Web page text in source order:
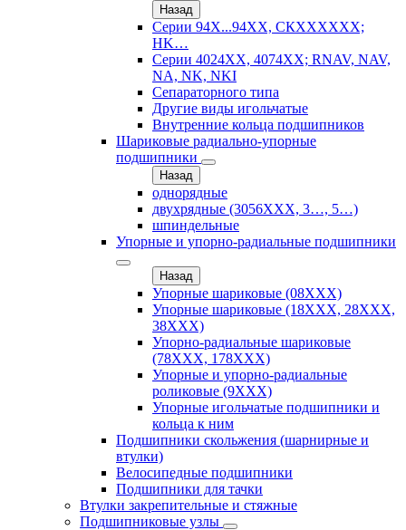
Назад
Серии 94Х...94ХХ, СКХХХХХХ;
HK…
Серии 4024ХХ, 4074ХХ; RNAV, NAV,
NA, NK, NKI
Сепараторного типа
Другие виды игольчатые
Внутренние кольца подшипников
Шариковые радиально-упорные
подшипники
Назад
однорядные
двухрядные (3056ХХХ, 3…, 5…)
шпиндельные
Упорные и упорно-радиальные подшипники
Назад
Упорные шариковые (08XXX)
Упорные шариковые (18XXX, 28XXХ,
38ХХХ)
Упорно-радиальные шариковые
(78XXX, 178ХХХ)
Упорные и упорно-радиальные
роликовые (9ХХХ)
Упорные игольчатые подшипники и
кольца к ним
Подшипники скольжения (шарнирные и
втулки)
Велосипедные подшипники
Подшипники для тачки
Втулки закрепительные и стяжные
Подшипниковые узлы